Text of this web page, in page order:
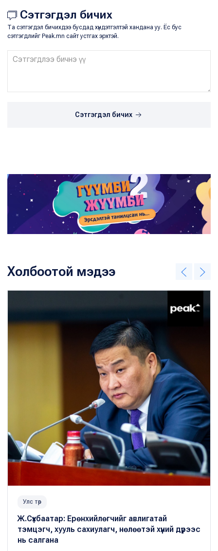
Сэтгэгдэл бичих
Та сэтгэгдэл бичихдээ бусдад хүндэтгэлтэй хандана уу. Ёс бус
сэтгэгдлийг Peak.mn сайт устгах эрхтэй.
Сэтгэгдэл бичих
Холбоотой мэдээ
Улс төр
Ж.Сүхбаатар: Ерөнхийлөгчийг авлигатай
тэмцэгч, хууль сахиулагч, нөлөөтэй хүний дүрээс
нь салгана